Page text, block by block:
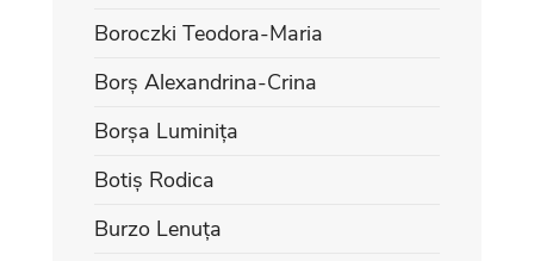
Boroczki Teodora-Maria
Borș Alexandrina-Crina
Borșa Luminița
Botiș Rodica
Burzo Lenuța